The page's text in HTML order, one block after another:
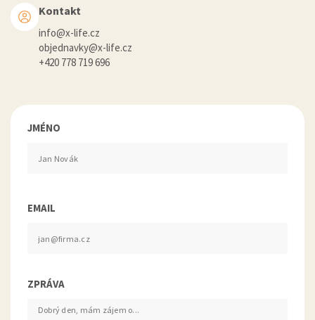
Kontakt
info@x-life.cz
objednavky@x-life.cz
+420 778 719 696
JMÉNO
EMAIL
ZPRÁVA